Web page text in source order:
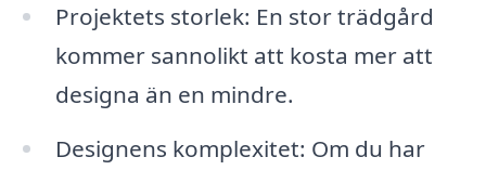
Projektets storlek: En stor trädgård
kommer sannolikt att kosta mer att
designa än en mindre.
Designens komplexitet: Om du har